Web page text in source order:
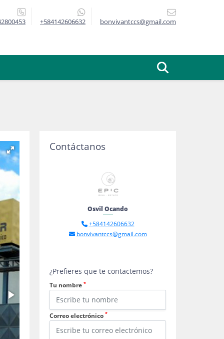
+584142606632 bonvivantccs@gmail.com
Contáctanos
Osvil Ocando
+584142606632
bonvivantccs@gmail.com
¿Prefieres que te contactemos?
Tu nombre *
Correo electrónico *